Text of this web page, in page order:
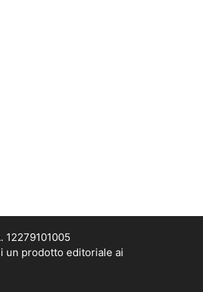
12279101005
un prodotto editoriale ai